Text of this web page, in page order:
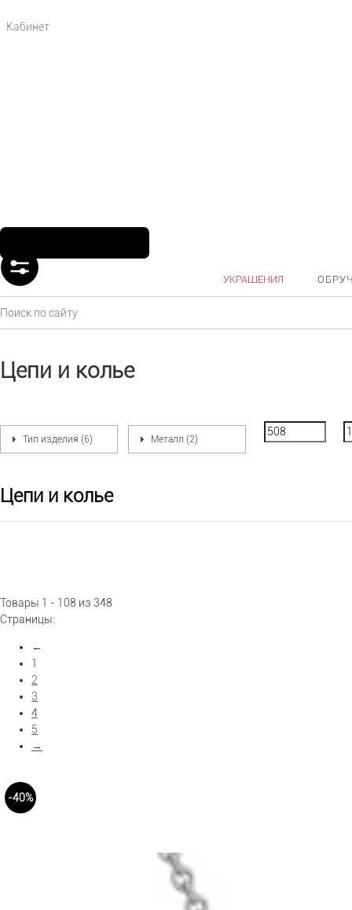
Кабинет
УКРАШЕНИЯ
Главная Каталог
Цепи и колье
Тип изделия (6) Металл (2)
Цепи и колье
Товары 1 - 108 из 348
Страницы:
←
1
2
3
4
5
→
-40%